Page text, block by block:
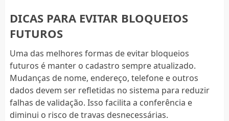
DICAS PARA EVITAR BLOQUEIOS
FUTUROS
Uma das melhores formas de evitar bloqueios
futuros é manter o cadastro sempre atualizado.
Mudanças de nome, endereço, telefone e outros
dados devem ser refletidas no sistema para reduzir
falhas de validação. Isso facilita a conferência e
diminui o risco de travas desnecessárias.